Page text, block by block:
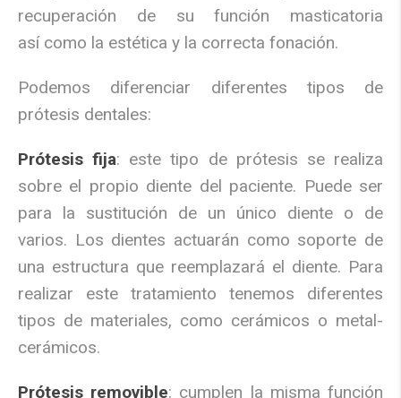
recuperación de su función masticatoria
así como la estética y la correcta fonación.
Podemos diferenciar diferentes tipos de
prótesis dentales:
Prótesis fija: este tipo de prótesis se realiza
sobre el propio diente del paciente. Puede ser
para la sustitución de un único diente o de
varios. Los dientes actuarán como soporte de
una estructura que reemplazará el diente. Para
realizar este tratamiento tenemos diferentes
tipos de materiales, como cerámicos o metal-
cerámicos.
Prótesis removible: cumplen la misma función